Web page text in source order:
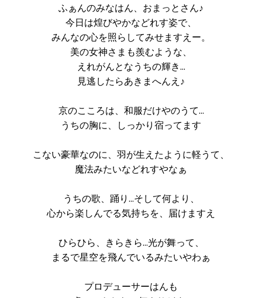
ふぁんのみなはん、おまっとさん♪
今日は煌びやかなどれす姿で、
みんなの心を照らしてみせますえー。
美の女神さまも羨むような、
えれがんとなうちの輝き…
見逃したらあきまへんえ♪
京のこころは、和服だけやのうて…
うちの胸に、しっかり宿ってます
こない豪華なのに、羽が生えたように軽うて、
魔法みたいなどれすやなぁ
うちの歌、踊り…そして何より、
心から楽しんでる気持ちを、届けますえ
ひらひら、きらきら…光が舞って、
まるで星空を飛んでいるみたいやわぁ
プロデューサーはんも